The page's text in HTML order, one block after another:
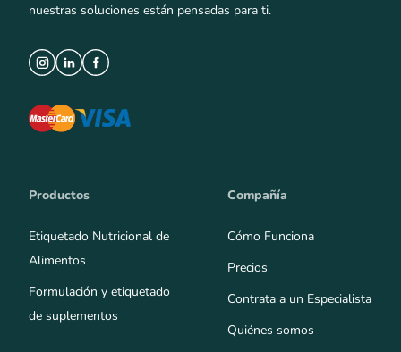
nuestras soluciones están pensadas para ti.
Productos
Etiquetado Nutricional de
Alimentos
Formulación y etiquetado
de suplementos
Compañía
Cómo Funciona
Precios
Contrata a un Especialista
Quiénes somos